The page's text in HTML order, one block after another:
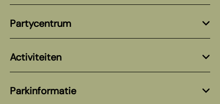
Partycentrum
Activiteiten
Parkinformatie